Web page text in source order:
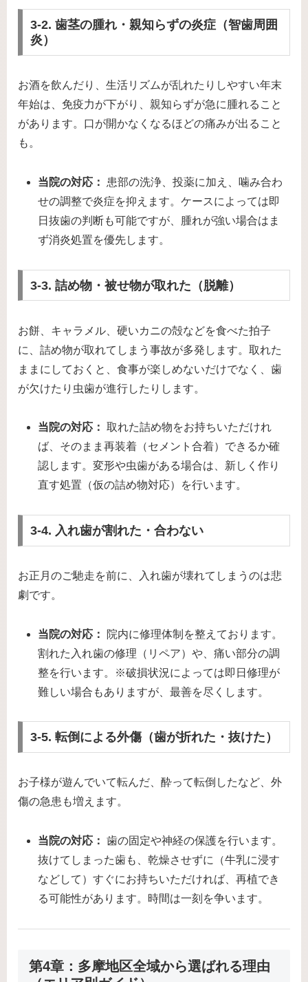
3-2. 歯茎の腫れ・親知らずの炎症（智歯周囲
炎）
お酒を飲んだり、生活リズムが乱れたりしやすい年末
年始は、免疫力が下がり、親知らずが急に腫れること
があります。口が開かなくなるほどの痛みが出ること
も。
当院の対応：
患部の洗浄、投薬に加え、噛み合わ
せの調整で炎症を抑えます。ケースによっては即
日抜歯の判断も可能ですが、腫れが強い場合はま
ず消炎処置を優先します。
3-3. 詰め物・被せ物が取れた（脱離）
お餅、キャラメル、硬いカニの殻などを食べた拍子
に、詰め物が取れてしまう事故が多発します。取れた
ままにしておくと、食事が楽しめないだけでなく、歯
が欠けたり虫歯が進行したりします。
当院の対応： 取れた詰め物をお持ちいただけれ
ば、そのまま再装着（セメント合着）できるか確
認します。変形や虫歯がある場合は、新しく作り
直す処置（仮の詰め物対応）を行います。
3-4. 入れ歯が割れた・合わない
お正月のご馳走を前に、入れ歯が壊れてしまうのは悲
劇です。
当院の対応：
院内に修理体制を整えております。
割れた入れ歯の修理（リペア）や、痛い部分の調
整を行います。※破損状況によっては即日修理が
難しい場合もありますが、最善を尽くします。
3-5. 転倒による外傷（歯が折れた・抜けた）
お子様が遊んでいて転んだ、酔って転倒したなど、外
傷の急患も増えます。
当院の対応： 歯の固定や神経の保護を行います。
抜けてしまった歯も、乾燥させずに（牛乳に浸す
などして）すぐにお持ちいただければ、再植でき
る可能性があります。時間は一刻を争います。
第4章：多摩地区全域から選ばれる理由